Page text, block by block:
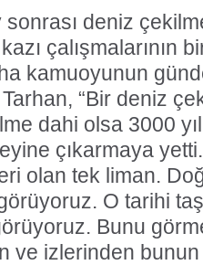
deniz
çalışmalarının
kamuoyunun
“Bir deniz
dahi olsa 3000
çıkarmaya
olan tek liman.
O tarihi
Bunu
ve izlerinden bunun